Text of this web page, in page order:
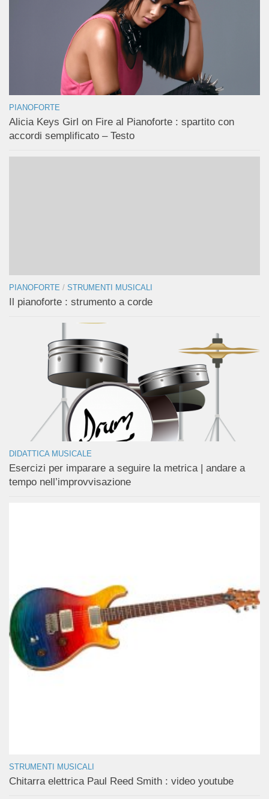
PIANOFORTE
Alicia Keys Girl on Fire al Pianoforte : spartito con
accordi semplificato – Testo
PIANOFORTE / STRUMENTI MUSICALI
Il pianoforte : strumento a corde
DIDATTICA MUSICALE
Esercizi per imparare a seguire la metrica | andare a
tempo nell’improvvisazione
STRUMENTI MUSICALI
Chitarra elettrica Paul Reed Smith : video youtube